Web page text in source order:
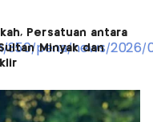
Persatuan antara
Minyak dan